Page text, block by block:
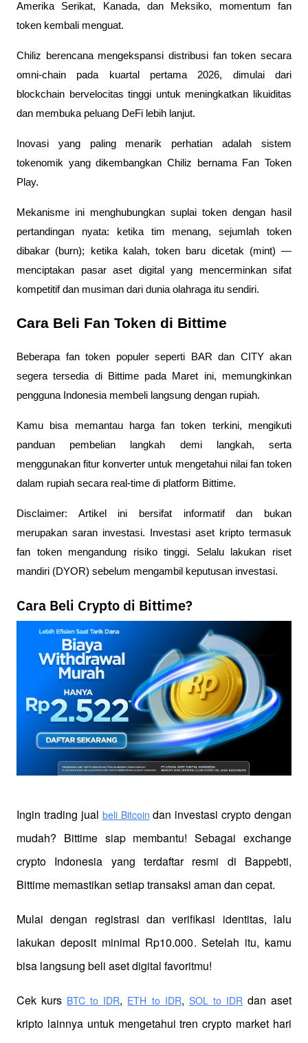
Amerika Serikat, Kanada, dan Meksiko, momentum fan
token kembali menguat.
Chiliz berencana mengekspansi distribusi fan token secara
omni-chain pada kuartal pertama 2026, dimulai dari
blockchain bervelocitas tinggi untuk meningkatkan likuiditas
dan membuka peluang DeFi lebih lanjut.
Inovasi yang paling menarik perhatian adalah sistem
tokenomik yang dikembangkan Chiliz bernama Fan Token
Play.
Mekanisme ini menghubungkan suplai token dengan hasil
pertandingan nyata: ketika tim menang, sejumlah token
dibakar (burn); ketika kalah, token baru dicetak (mint) —
menciptakan pasar aset digital yang mencerminkan sifat
kompetitif dan musiman dari dunia olahraga itu sendiri.
Cara Beli Fan Token di Bittime
Beberapa fan token populer seperti BAR dan CITY akan
segera tersedia di Bittime pada Maret ini, memungkinkan
pengguna Indonesia membeli langsung dengan rupiah.
Kamu bisa memantau harga fan token terkini, mengikuti
panduan pembelian langkah demi langkah, serta
menggunakan fitur konverter untuk mengetahui nilai fan token
dalam rupiah secara real-time di platform Bittime.
Disclaimer: Artikel ini bersifat informatif dan bukan
merupakan saran investasi. Investasi aset kripto termasuk
fan token mengandung risiko tinggi. Selalu lakukan riset
mandiri (DYOR) sebelum mengambil keputusan investasi.
Cara Beli Crypto di Bittime?
Ingin trading jual beli Bitcoin dan investasi crypto dengan
mudah? Bittime siap membantu! Sebagai exchange
crypto Indonesia yang terdaftar resmi di Bappebti,
Bittime memastikan setiap transaksi aman dan cepat.
Mulai dengan registrasi dan verifikasi identitas, lalu
lakukan deposit minimal Rp10.000. Setelah itu, kamu
bisa langsung beli aset digital favoritmu!
Cek kurs BTC to IDR, ETH to IDR, SOL to IDR dan aset
kripto lainnya untuk mengetahui tren crypto market hari